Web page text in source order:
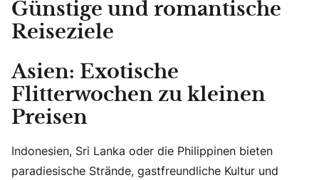
Günstige und romantische
Reiseziele
Asien: Exotische
Flitterwochen zu kleinen
Preisen
Indonesien, Sri Lanka oder die Philippinen bieten
paradiesische Strände, gastfreundliche Kultur und